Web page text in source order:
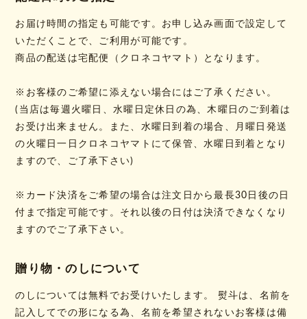
お届け時間の指定も可能です。お申し込み画面で設定して
いただくことで、ご利用が可能です。
商品の配送は宅配便（クロネコヤマト）となります。
※お客様のご希望に添えない場合にはご了承ください。
(当店は毎週火曜日、水曜日定休日の為、木曜日のご到着は
お受け出来ません。また、水曜日到着の場合、月曜日発送
の火曜日一日クロネコヤマトにて保管、水曜日到着となり
ますので、ご了承下さい)
※カード決済をご希望の場合は注文日から最長30日後の日
付まで指定可能です。それ以後の日付は決済できなくなり
ますのでご了承下さい。
贈り物・のしについて
のしについては無料でお受けいたします。 熨斗は、名前を
記入してでの形になる為、名前を希望されないお客様は備